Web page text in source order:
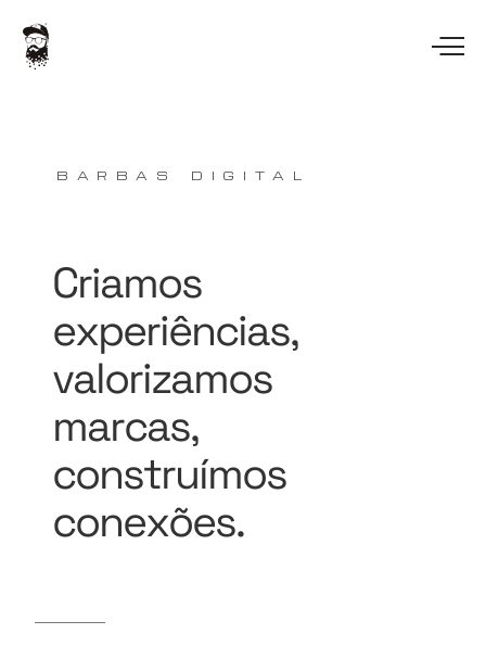
BARBAS DIGITAL
Criamos
experiências,
valorizamos
marcas,
construímos
conexões.